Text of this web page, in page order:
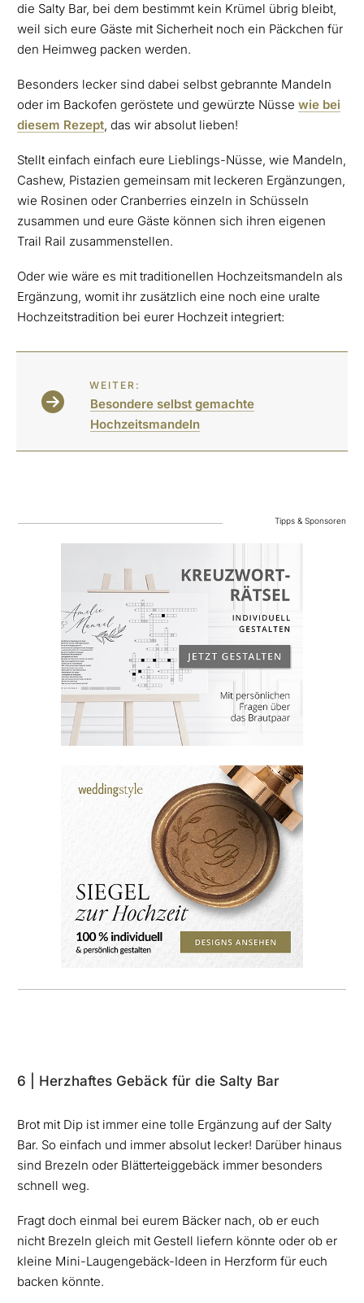
die Salty Bar, bei dem bestimmt kein Krümel übrig bleibt,
weil sich eure Gäste mit Sicherheit noch ein Päckchen für
den Heimweg packen werden.
Besonders lecker sind dabei selbst gebrannte Mandeln
oder im Backofen geröstete und gewürzte Nüsse wie bei
diesem Rezept, das wir absolut lieben!
Stellt einfach einfach eure Lieblings-Nüsse, wie Mandeln,
Cashew, Pistazien gemeinsam mit leckeren Ergänzungen,
wie Rosinen oder Cranberries einzeln in Schüsseln
zusammen und eure Gäste können sich ihren eigenen
Trail Rail zusammenstellen.
Oder wie wäre es mit traditionellen Hochzeitsmandeln als
Ergänzung, womit ihr zusätzlich eine noch eine uralte
Hochzeitstradition bei eurer Hochzeit integriert:
WEITER:
Besondere selbst gemachte
Hochzeitsmandeln
Tipps & Sponsoren
6 | Herzhaftes Gebäck für die Salty Bar
Brot mit Dip ist immer eine tolle Ergänzung auf der Salty
Bar. So einfach und immer absolut lecker! Darüber hinaus
sind Brezeln oder Blätterteiggebäck immer besonders
schnell weg.
Fragt doch einmal bei eurem Bäcker nach, ob er euch
nicht Brezeln gleich mit Gestell liefern könnte oder ob er
kleine Mini-Laugengebäck-Ideen in Herzform für euch
backen könnte.